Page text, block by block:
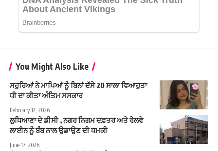
You Might Also Like
ਸਹੁਰਿਆਂ ਨੇ ਮਾਪਿਆਂ ਨੂੰ ਬਿਨਾਂ ਦੱਸੇ 20 ਸਾਲਾ ਵਿਆਹੁਤਾ
ਧੀ ਦਾ ਕੀਤਾ ਅੰਤਿਮ ਸਸਕਾਰ
February 12, 2026
ਲੁਧਿਆਣਾ ਦੇ ਡੀਸੀ , ਨਗਰ ਨਿਗਮ ਦਫ਼ਤਰ ਅਤੇ ਰੇਲਵੇ
ਲਾਈਨ ਨੂੰ ਬੰਬ ਨਾਲ ਉਡਾਉਣ ਦੀ ਧਮਕੀ
June 17, 2026